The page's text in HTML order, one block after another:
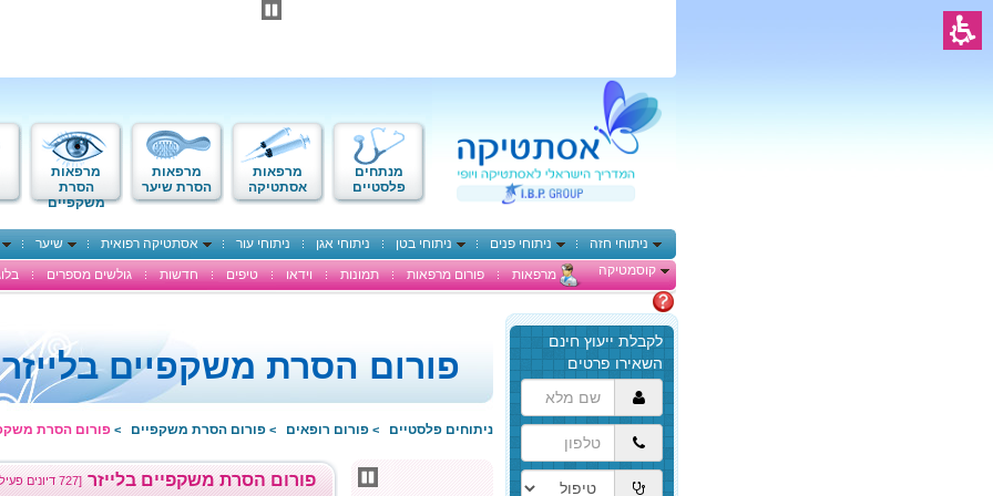
מנתחים
פלסטיים
מרפאות
אסתטיקה
מרפאות
הסרת שיער
מרפאות
הסרת
משקפיים
ניתוחי חזה ניתוחי פנים ניתוחי בטן ניתוחי אגן ניתוחי עור אסתטיקה רפואית שיער
קוסמטיקה
מרפאות פורום מרפאות תמונות וידאו טיפים חדשות גולשים מספרים
הגעת
לתוכן
המרכזי,
באפשרותך
ללחוץ
אנטר
כדי
לדלג
לאזור
פורום הסרת משקפיים בלייזר
ניתוחים פלסטיים > פורום רופאים > פורום הסרת משקפיים > פורום הסרת
[727 דיונים פעילים] פורום הסרת משקפיים בלייזר